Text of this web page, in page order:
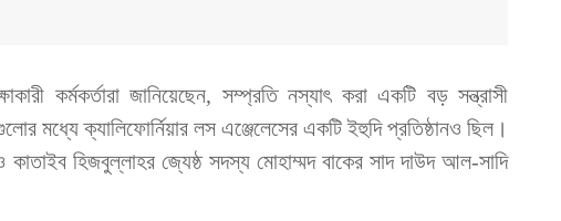
কর্মকর্তারা জানিয়েছেন, সম্প্রতি নস্যাৎ করা একটি বড় সন্ত্রাসী
মধ্যে ক্যালিফোর্নিয়ার লস এঞ্জেলেসের একটি ইহুদি প্রতিষ্ঠানও ছিল।
হিজবুল্লাহর জ্যেষ্ঠ সদস্য মোহাম্মদ বাকের সাদ দাউদ আল-সাদি